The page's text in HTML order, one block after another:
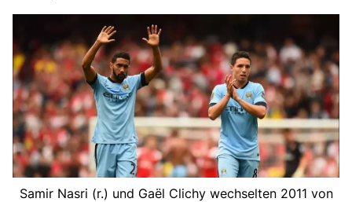
Samir Nasri (r.) und Gaël Clichy wechselten 2011 von